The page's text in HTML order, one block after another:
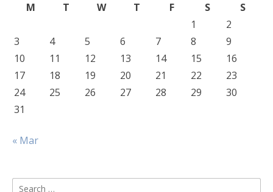
M
T W T F S
S
1
2
3
4 5 6 7 8
9
10
11 12 13 14 15
16
17
18 19 20 21 22
23
24
25 26 27 28 29
30
31
« Mar
Search